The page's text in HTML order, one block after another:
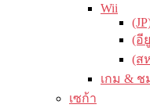
Wii
(อี
(ส
เกม & ช
เซก้า